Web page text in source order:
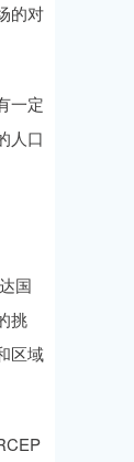
的对
一定
人口
国
挑
区域